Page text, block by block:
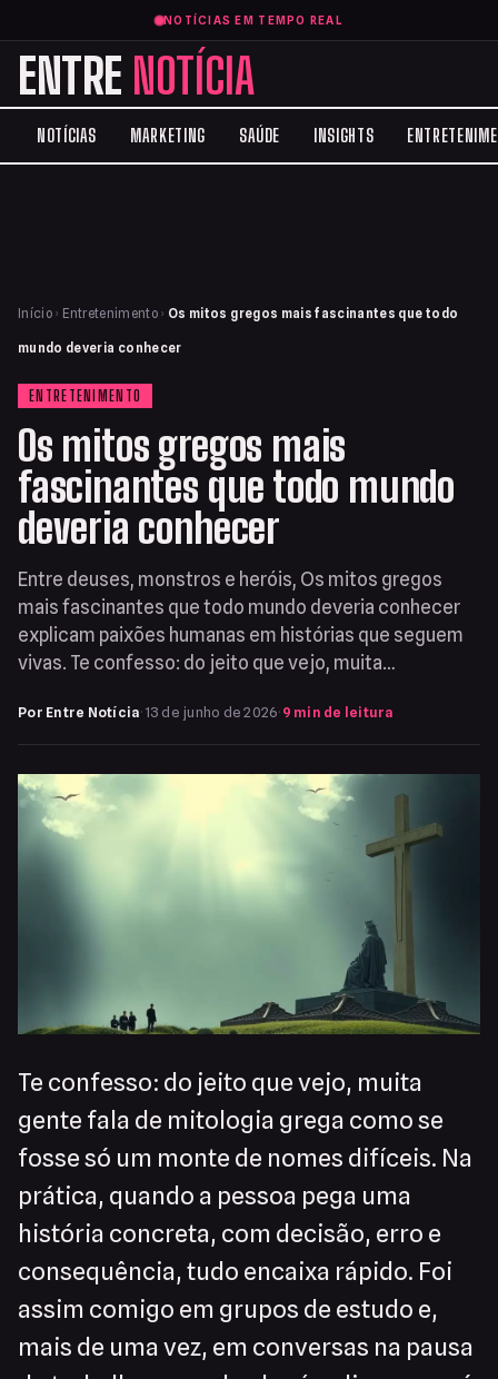
NOTÍCIAS EM TEMPO REAL
ENTRE NOTÍCIA
NOTÍCIAS MARKETING SAÚDE INSIGHTS
Início › Entretenimento › Os mitos gregos mais fascinantes que todo
mundo deveria conhecer
ENTRETENIMENTO
Os mitos gregos mais
fascinantes que todo mundo
deveria conhecer
Entre deuses, monstros e heróis, Os mitos gregos
mais fascinantes que todo mundo deveria conhecer
explicam paixões humanas em histórias que seguem
vivas. Te confesso: do jeito que vejo, muita…
Por Entre Notícia· 13 de junho de 2026· 9 min de leitura
Te confesso: do jeito que vejo, muita
gente fala de mitologia grega como se
fosse só um monte de nomes difíceis. Na
prática, quando a pessoa pega uma
história concreta, com decisão, erro e
consequência, tudo encaixa rápido. Foi
assim comigo em grupos de estudo e,
mais de uma vez, em conversas na pausa